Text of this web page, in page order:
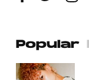
Popular